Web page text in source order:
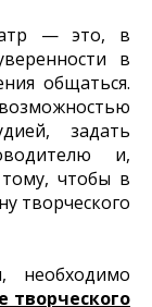
— это, в
в
общаться.
задать
и,
чтобы в
творческого
необходимо
творческого